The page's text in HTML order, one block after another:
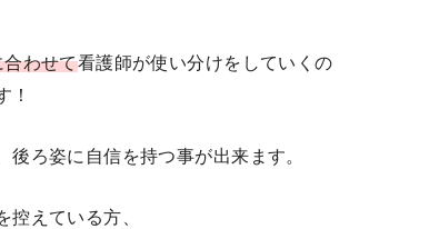
わせて看護師が使い分けをしていくの
！
後ろ姿に自信を持つ事が出来ます。
えている方、